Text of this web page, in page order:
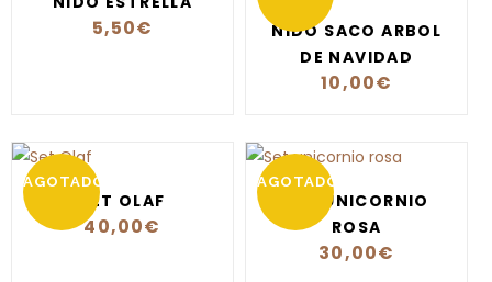
5,50€
NIDO SACO ARBOL
DE NAVIDAD
10,00€
AGOTADO
SET OLAF
40,00€
AGOTADO
SET UNICORNIO
ROSA
30,00€